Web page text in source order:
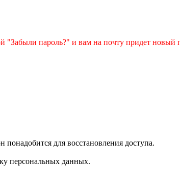
"Забыли пароль?" и вам на почту придет новый
для восстановления доступа.
персональных данных.